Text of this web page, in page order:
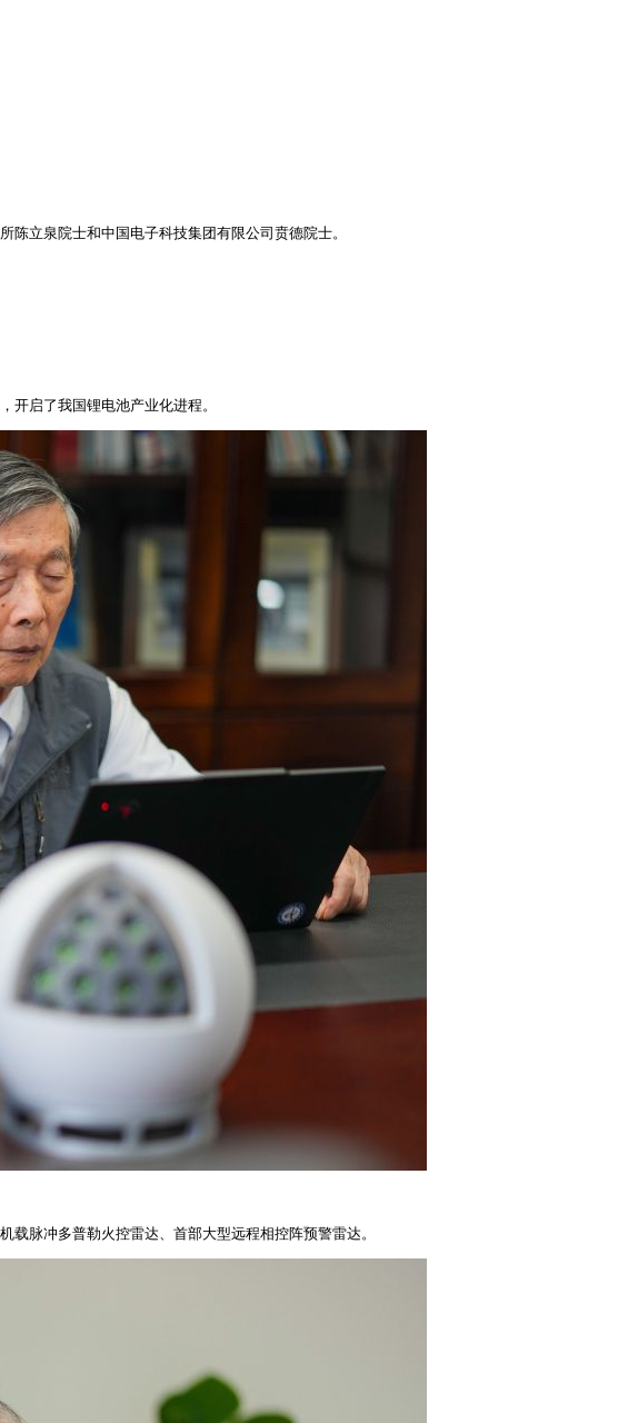
立泉院士和中国电子科技集团有限公司贲德院士。
开启了我国锂电池产业化进程。
脉冲多普勒火控雷达、首部大型远程相控阵预警雷达。